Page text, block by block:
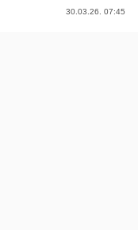
30.03.26. 07:45